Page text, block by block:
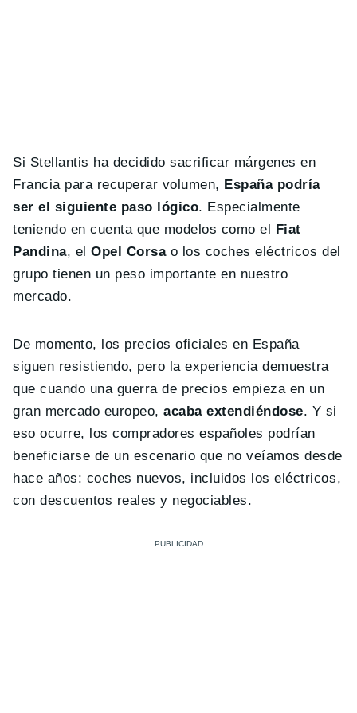
Si Stellantis ha decidido sacrificar márgenes en
Francia para recuperar volumen, España podría
ser el siguiente paso lógico. Especialmente
teniendo en cuenta que modelos como el
Fiat
Pandina, elOpel Corsao los coches eléctricos del
grupo tienen un peso importante en nuestro
mercado.
De momento, los precios oficiales en España
siguen resistiendo, pero la experiencia demuestra
que cuando una guerra de precios empieza en un
gran mercado europeo,acaba extendiéndose. Y si
eso ocurre, los compradores españoles podrían
beneficiarse de un escenario que no veíamos desde
hace años: coches nuevos, incluidos los eléctricos,
con descuentos reales y negociables.